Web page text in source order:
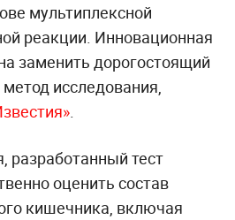
мультиплексной
реакции. Инновационная
заменить дорогостоящий
исследования,
.
разработанный тест
оценить состав
кишечника, включая